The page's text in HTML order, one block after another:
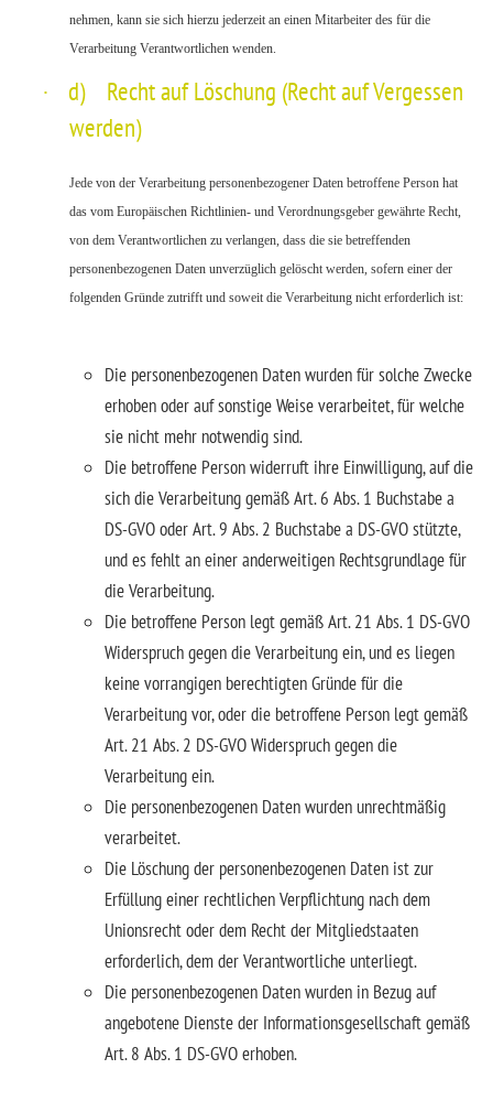
nehmen, kann sie sich hierzu jederzeit an einen Mitarbeiter des für die
Verarbeitung Verantwortlichen wenden.
·
d) Recht auf Löschung (Recht auf Vergessen
werden)
Jede von der Verarbeitung personenbezogener Daten betroffene Person hat
das vom Europäischen Richtlinien- und Verordnungsgeber gewährte Recht,
von dem Verantwortlichen zu verlangen, dass die sie betreffenden
personenbezogenen Daten unverzüglich gelöscht werden, sofern einer der
folgenden Gründe zutrifft und soweit die Verarbeitung nicht erforderlich ist:
Die personenbezogenen Daten wurden für solche Zwecke
erhoben oder auf sonstige Weise verarbeitet, für welche
sie nicht mehr notwendig sind.
Die betroffene Person widerruft ihre Einwilligung, auf die
sich die Verarbeitung gemäß Art. 6 Abs. 1 Buchstabe a
DS-GVO oder Art. 9 Abs. 2 Buchstabe a DS-GVO stützte,
und es fehlt an einer anderweitigen Rechtsgrundlage für
die Verarbeitung.
Die betroffene Person legt gemäß Art. 21 Abs. 1 DS-GVO
Widerspruch gegen die Verarbeitung ein, und es liegen
keine vorrangigen berechtigten Gründe für die
Verarbeitung vor, oder die betroffene Person legt gemäß
Art. 21 Abs. 2 DS-GVO Widerspruch gegen die
Verarbeitung ein.
Die personenbezogenen Daten wurden unrechtmäßig
verarbeitet.
Die Löschung der personenbezogenen Daten ist zur
Erfüllung einer rechtlichen Verpflichtung nach dem
Unionsrecht oder dem Recht der Mitgliedstaaten
erforderlich, dem der Verantwortliche unterliegt.
Die personenbezogenen Daten wurden in Bezug auf
angebotene Dienste der Informationsgesellschaft gemäß
Art. 8 Abs. 1 DS-GVO erhoben.